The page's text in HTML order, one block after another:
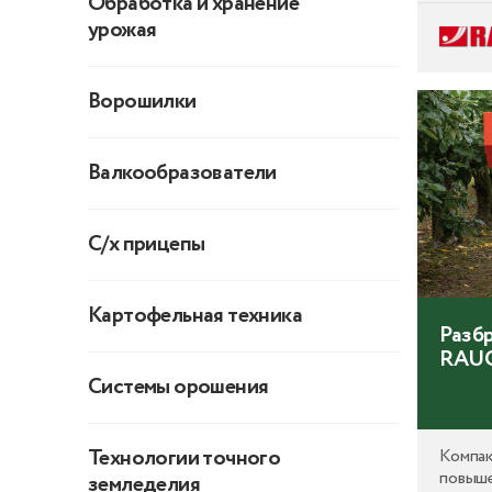
урожая
Ворошилки
Валкообразователи
С/х прицепы
Картофельная техника
Системы орошения
Технологии точного
земледелия
и